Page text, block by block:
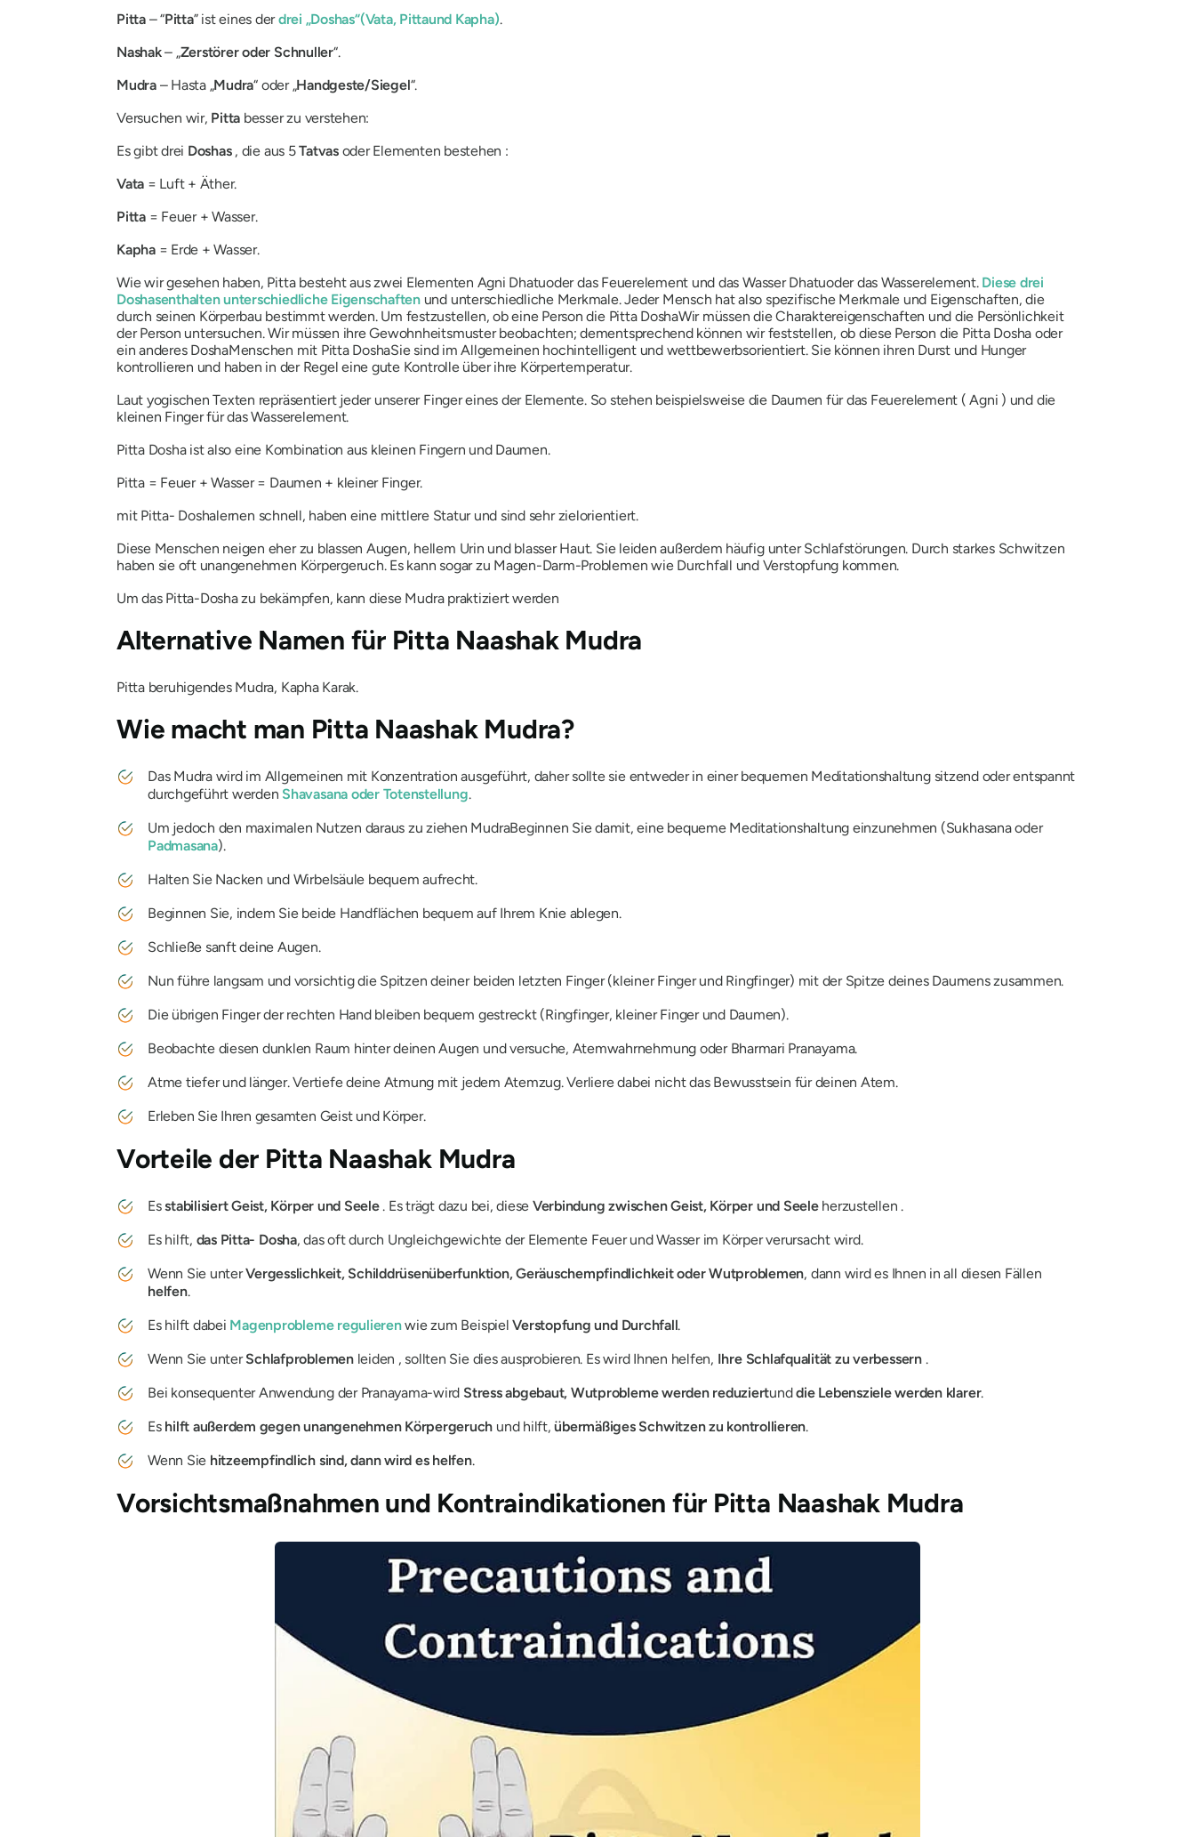
Pitta– “Pitta”ist eines derdrei „Doshas“(Vata, Pittaund Kapha).
Nashak– „Zerstöreroder Schnuller“.
Mudra– Hasta „Mudra“ oder „Handgeste/Siegel“.
Versuchen wir, Pitta besser zu verstehen:
Es gibt drei Doshas, ​​die aus 5Tatvasoder Elementen bestehen :
Vata = Luft + Äther.
Pitta= Feuer + Wasser.
Kapha= Erde + Wasser.
Wie wir gesehen haben, Pittabesteht aus zwei Elementen Agni Dhatuoder das Feuerelement und das WasserDhatuoder das Wasserelement. Diese drei
Doshasenthalten unterschiedliche Eigenschaftenund unterschiedliche Merkmale. Jeder Mensch hat also spezifische Merkmale und Eigenschaften, die
durch seinen Körperbau bestimmt werden. Um festzustellen, ob eine Person die Pitta DoshaWir müssen die Charaktereigenschaften und die Persönlichkeit
der Person untersuchen. Wir müssen ihre Gewohnheitsmuster beobachten; dementsprechend können wir feststellen, ob diese Person die Pitta Dosha oder
ein anderes DoshaMenschen mit Pitta DoshaSie sind im Allgemeinen hochintelligent und wettbewerbsorientiert. Sie können ihren Durst und Hunger
kontrollieren und haben in der Regel eine gute Kontrolle über ihre Körpertemperatur.
Laut yogischen Texten repräsentiert jeder unserer Finger eines der Elemente. So stehen beispielsweise die Daumen für das Feuerelement (Agni ) und die
kleinen Finger für das Wasserelement.
Pitta Doshaist also eine Kombination aus kleinen Fingern und Daumen.
Pitta= Feuer + Wasser = Daumen + kleiner Finger.
mit Pitta- Doshalernen schnell, haben eine mittlere Statur und sind sehr zielorientiert.
Diese Menschen neigen eher zu blassen Augen, hellem Urin und blasser Haut. Sie leiden außerdem häufig unter Schlafstörungen. Durch starkes Schwitzen
haben sie oft unangenehmen Körpergeruch. Es kann sogar zu Magen-Darm-Problemen wie Durchfall und Verstopfung kommen.
Um das Pitta-Doshazu bekämpfen, kann diese Mudrapraktiziert werden
Alternative Namen für Pitta Naashak Mudra
Pittaberuhigendes Mudra, Kapha Karak.
Wie macht man Pitta Naashak Mudra?
Das Mudrawird im Allgemeinen mit Konzentration ausgeführt, daher sollte sie entweder in einer bequemen Meditationshaltung sitzend oder entspannt
durchgeführt werden Shavasana oder Totenstellung.
Um jedoch den maximalen Nutzen daraus zu ziehen MudraBeginnen Sie damit, eine bequeme Meditationshaltung einzunehmen (Sukhasanaoder
Padmasana).
Halten Sie Nacken und Wirbelsäule bequem aufrecht.
Beginnen Sie, indem Sie beide Handflächen bequem auf Ihrem Knie ablegen.
Schließe sanft deine Augen.
Nun führe langsam und vorsichtig die Spitzen deiner beiden letzten Finger (kleiner Finger und Ringfinger) mit der Spitze deines Daumens zusammen.
Die übrigen Finger der rechten Hand bleiben bequem gestreckt (Ringfinger, kleiner Finger und Daumen).
Beobachte diesen dunklen Raum hinter deinen Augen und versuche, Atemwahrnehmung oder Bharmari Pranayama.
Atme tiefer und länger. Vertiefe deine Atmung mit jedem Atemzug. Verliere dabei nicht das Bewusstsein für deinen Atem.
Erleben Sie Ihren gesamten Geist und Körper.
Vorteile der Pitta Naashak Mudra
Esstabilisiert Geist, Körper und Seele. Es trägt dazu bei, diese Verbindung zwischen Geist, Körper und Seeleherzustellen .
Es hilft, das Pitta- Dosha, das oft durch Ungleichgewichte der Elemente Feuer und Wasser im Körper verursacht wird.
Wenn Sie unterVergesslichkeit, Schilddrüsenüberfunktion, Geräuschempfindlichkeit oder Wutproblemen, dann wird es Ihnen in all diesen Fällen
helfen.
Es hilft dabei Magenprobleme regulierenwie zum BeispielVerstopfung und Durchfall.
Wenn Sie unterSchlafproblemenleiden , sollten Sie dies ausprobieren. Es wird Ihnen helfen, Ihre Schlafqualität zu verbessern.
Bei konsequenter Anwendung der Pranayama-wird Stress abgebaut, Wutprobleme werden reduziertunddie Lebensziele werden klarer.
Es hilft außerdem gegen unangenehmen Körpergeruch und hilft,übermäßiges Schwitzen zu kontrollieren.
Wenn Sie hitzeempfindlich sind, dann wird es helfen.
Vorsichtsmaßnahmen und Kontraindikationen für Pitta Naashak Mudra